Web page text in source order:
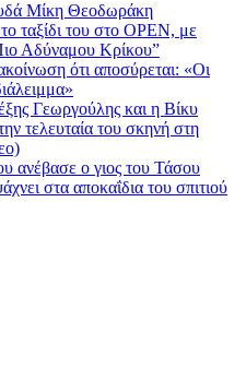
Μίκη Θεοδωράκη
ταξίδι του στο OPEN, με
Αδύναμου Κρίκου”
ότι αποσύρεται: «Οι
Γεωργούλης και η Βίκυ
τελευταία του σκηνή στη
ανέβασε ο γιος του Τάσου
στα αποκαΐδια του σπιτιού